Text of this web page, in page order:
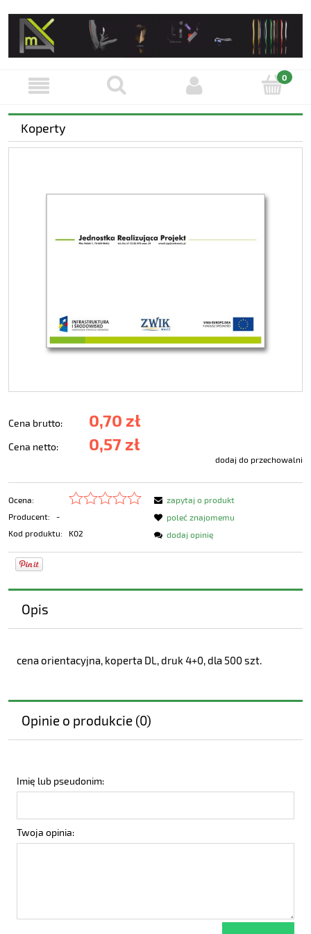
Koperty
Cena brutto: 0,70 zł
Cena netto: 0,57 zł
dodaj do przechowalni
Ocena:
Producent:
-
Kod produktu:
K02
zapytaj o produkt
poleć znajomemu
dodaj opinię
Opis
cena orientacyjna, koperta DL, druk 4+0, dla 500 szt.
Opinie o produkcie (0)
Imię lub pseudonim:
Twoja opinia: